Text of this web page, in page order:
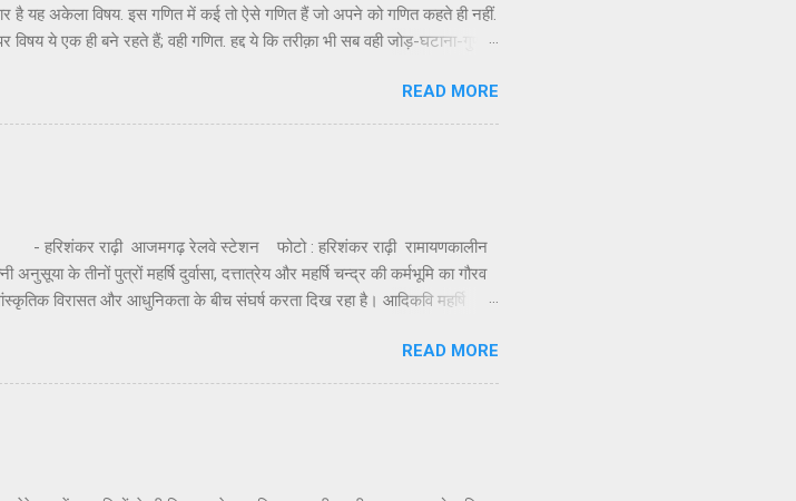
है यह अकेला विषय. इस गणित में कई तो ऐसे गणित हैं जो अपने को गणित कहते ही नहीं.
विषय ये एक ही बने रहते हैं; वही गणित. हद्द ये कि तरीक़ा भी सब वही जोड़-घटाना-गुणा-
विषय वासना से बचने का उपदेश क्यों दिया, इसका अनुभव मुझे गणित नाम के विषय से सघन
पड़ा पाँचवीं कक्षा में. हालाँकि जब पहली-पहली बार इनसे परिचय हुआ तो बिंदु जी से
उनके ज़रिये सूचनाक्रांति जी का प्रादुर्भाव ...
READ MORE
राढ़ी आजमगढ़ रेलवे स्टेशन फोटो : हरिशंकर राढ़ी रामायणकालीन
के तीनों पुत्रों महर्षि दुर्वासा, दत्तात्रेय और महर्षि चन्द्र की कर्मभूमि का गौरव
विरासत और आधुनिकता के बीच संघर्ष करता दिख रहा है। आदिकवि महर्षि
प्रतीत हो रहा है। आजमगढ़ को अपनी आज की स्थिति पर गहरा क्षोभ और दुख जरूर
पहचान थी, वह अतीत में कहीं खो गयी है और चंद धार्मिक उन्मादी और बर्बर उसकी
READ MORE